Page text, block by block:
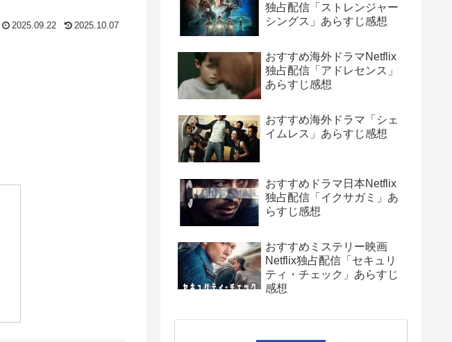
2025.09.22 2025.10.07
独占配信「ストレンジャー
シングス」あらすじ感想
おすすめ海外ドラマNetflix
独占配信「アドレセンス」
あらすじ感想
おすすめ海外ドラマ「シェ
イムレス」あらすじ感想
おすすめドラマ日本Netflix
独占配信「イクサガミ」あ
らすじ感想
おすすめミステリー映画
Netflix独占配信「セキュリ
ティ・チェック」あらすじ
感想